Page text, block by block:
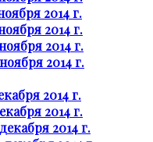
2014 г.
2014 г.
2014 г.
2014 г.
2014 г.
2014 г.
2014 г.